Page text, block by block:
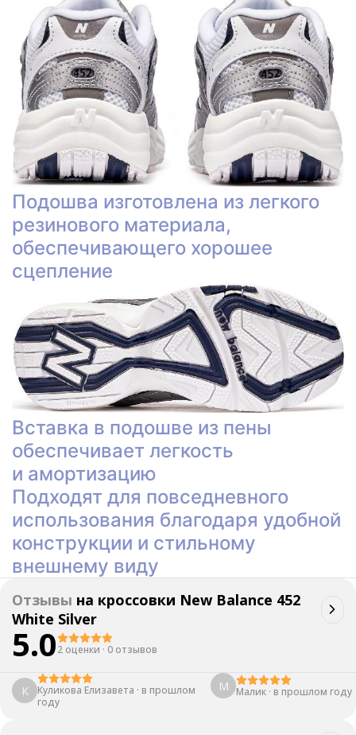
Подошва изготовлена из легкого
резинового материала,
обеспечивающего хорошее
сцепление
Вставка в подошве из пены
обеспечивает легкость
и амортизацию
Подходят для повседневного
использования благодаря удобной
конструкции и стильному
внешнему виду
Отзывы на кроссовки New Balance 452
White Silver
5.02 оценки · 0 отзывов
К Куликова Елизавета · в прошлом
году
М Малик · в прошлом году